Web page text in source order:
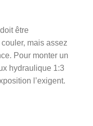
être
mais assez
Pour monter un
hydraulique 1:3
l’exigent.